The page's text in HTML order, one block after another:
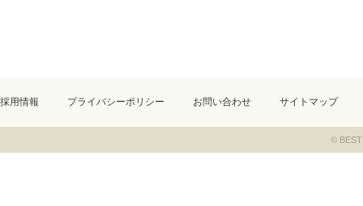
採用情報 プライバシーポリシー お問い合わせ サイトマップ
© BEST